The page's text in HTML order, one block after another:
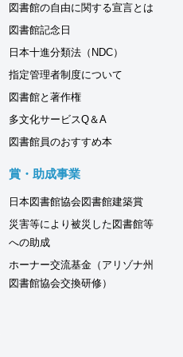
図書館の自由に関する宣言とは
図書館記念日
日本十進分類法（NDC）
指定管理者制度について
図書館と著作権
多文化サービスQ＆A
図書館員のおすすめ本
賞・助成事業
日本図書館協会図書館建築賞
災害等により被災した図書館等
への助成
ホーナー交流基金（アリゾナ州
図書館協会交換研修）